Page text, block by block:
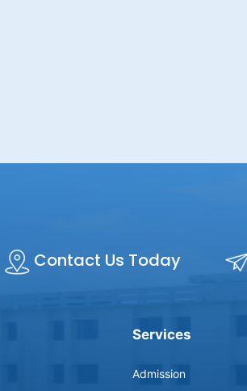
Contact Us Today
Services
Admission